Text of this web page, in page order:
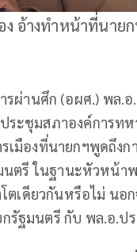
ง อ้างทำหน้าที่นาย
รผ่านศึก (อผศ.) พล.
ะชุมสภาองค์การทห
มืองที่นายกฯพูดถึงก
นตรี ในฐานะหัวหน้า
ตเดียวกันหรือไม่ นอ
รัฐมนตรี กับ พล.อ.ปร